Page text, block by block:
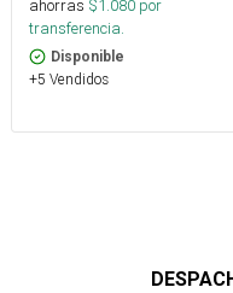
ahorras $1.080 por
transferencia.
Disponible
+5 Vendidos